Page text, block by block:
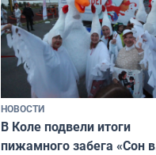
НОВОСТИ
В Коле подвели итоги
пижамного забега «Сон в